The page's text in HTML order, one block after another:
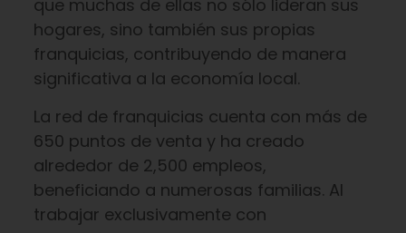
que muchas de ellas no sólo lideran sus
hogares, sino también sus propias
franquicias, contribuyendo de manera
significativa a la economía local.
La red de franquicias cuenta con más de
650 puntos de venta y ha creado
alrededor de 2,500 empleos,
beneficiando a numerosas familias. Al
trabajar exclusivamente con